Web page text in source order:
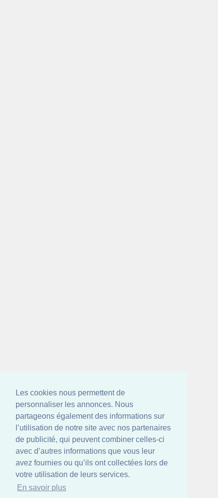
Les cookies nous permettent de
personnaliser les annonces. Nous
partageons également des informations sur
l’utilisation de notre site avec nos partenaires
de publicité, qui peuvent combiner celles-ci
avec d’autres informations que vous leur
avez fournies ou qu’ils ont collectées lors de
votre utilisation de leurs services.
En savoir plus